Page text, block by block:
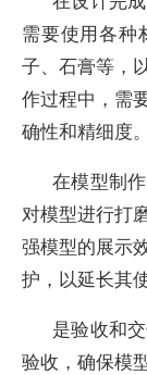
需要使用各种
子、石膏等，
作过程中，需
确性和精细度。
在模型制
对模型进行打
强模型的展示
护，以延长其
是验收和
验收，确保模